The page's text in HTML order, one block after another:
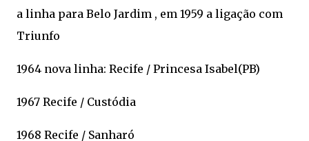
a linha para Belo Jardim , em 1959 a ligação com
Triunfo
1964 nova linha: Recife / Princesa Isabel(PB)
1967 Recife / Custódia
1968 Recife / Sanharó